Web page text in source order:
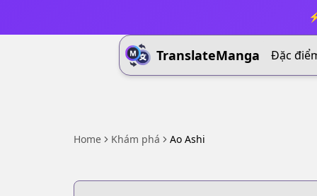
TranslateManga Đặc
Home Khám phá Ao Ashi